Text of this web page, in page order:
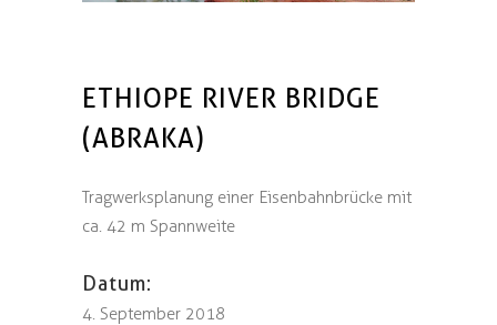
ETHIOPE RIVER BRIDGE
(ABRAKA)
Tragwerksplanung einer Eisenbahnbrücke mit
ca. 42 m Spannweite
Datum:
4. September 2018